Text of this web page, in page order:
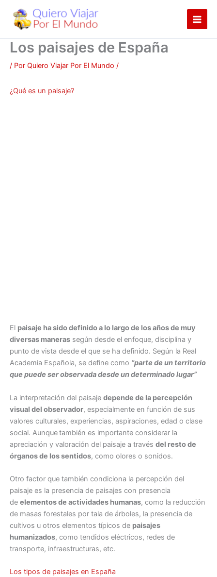
contenido
Los paisajes de España
/ Por Quiero Viajar Por El Mundo /
¿Qué es un paisaje?
El paisaje ha sido definido a lo largo de los años de muy
diversas maneras según desde el enfoque, disciplina y
punto de vista desde el que se ha definido. Según la Real
Academia Española, se define como “parte de un territorio
que puede ser observada desde un determinado lugar”
La interpretación del paisaje depende de la percepción
visual del observador, especialmente en función de sus
valores culturales, experiencias, aspiraciones, edad o clase
social. Aunquetambién es importante considerar la
apreciación y valoración del paisaje a través del resto de
órganos de los sentidos, como olores o sonidos.
Otro factor que también condiciona la percepción del
paisaje es la presencia de paisajes con presencia
de elementos de actividades humanas, como la reducción
de masas forestales por tala de árboles, la presencia de
cultivos u otros elementos típicos de paisajes
humanizados, como tendidos eléctricos, redes de
transporte, infraestructuras, etc.
Los tipos de paisajes en España